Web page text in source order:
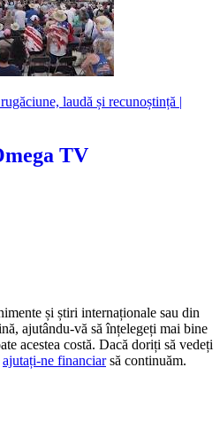
laudă și recunoștință |
și știri internaționale sau din
ajutându-vă să înțelegeți mai bine
acestea costă. Dacă doriți să vedeți
ajutați-ne financiarsă continuăm.